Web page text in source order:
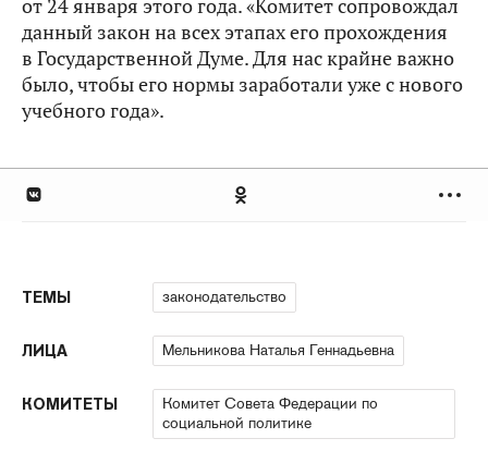
от 24 января этого года. «Комитет сопровождал
данный закон на всех этапах его прохождения
в Государственной Думе. Для нас крайне важно
было, чтобы его нормы заработали уже с нового
учебного года».
ТЕМЫ законодательство
ЛИЦА Мельникова Наталья Геннадьевна
КОМИТЕТЫ
Комитет Совета Федерации по
социальной политике